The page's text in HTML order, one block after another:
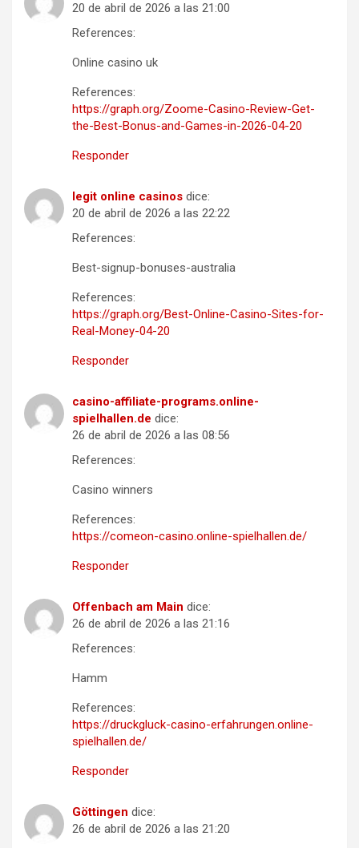
20 de abril de 2026 a las 21:00
References:
Online casino uk
References:
https://graph.org/Zoome-Casino-Review-Get-
the-Best-Bonus-and-Games-in-2026-04-20
Responder
legit online casinos dice:
20 de abril de 2026 a las 22:22
References:
Best-signup-bonuses-australia
References:
https://graph.org/Best-Online-Casino-Sites-for-
Real-Money-04-20
Responder
casino-affiliate-programs.online-
spielhallen.de dice:
26 de abril de 2026 a las 08:56
References:
Casino winners
References:
https://comeon-casino.online-spielhallen.de/
Responder
Offenbach am Main dice:
26 de abril de 2026 a las 21:16
References:
Hamm
References:
https://druckgluck-casino-erfahrungen.online-
spielhallen.de/
Responder
Göttingen dice:
26 de abril de 2026 a las 21:20